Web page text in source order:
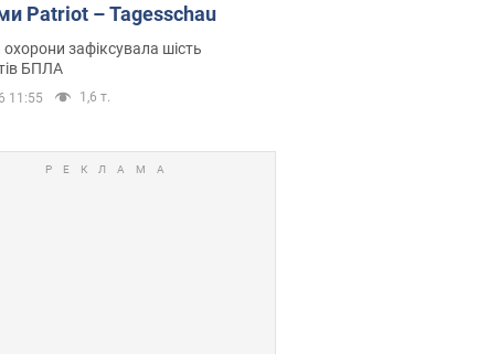
Patriot – Tagesschau
зафіксувала шість
БПЛА
11:55 1,6 т.